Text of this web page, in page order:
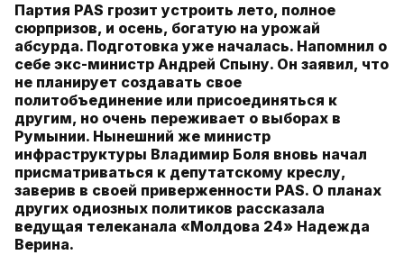
Партия PAS грозит устроить лето, полное
сюрпризов, и осень, богатую на урожай
абсурда. Подготовка уже началась. Напомнил о
себе экс-министр Андрей Спыну. Он заявил, что
не планирует создавать свое
политобъединение или присоединяться к
другим, но очень переживает о выборах в
Румынии. Нынешний же министр
инфраструктуры Владимир Боля вновь начал
присматриваться к депутатскому креслу,
заверив в своей приверженности PAS. О планах
других одиозных политиков рассказала
ведущая телеканала «Молдова 24» Надежда
Верина.